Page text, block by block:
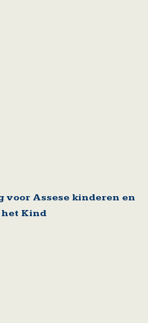
voor Assese kinderen en
Kind